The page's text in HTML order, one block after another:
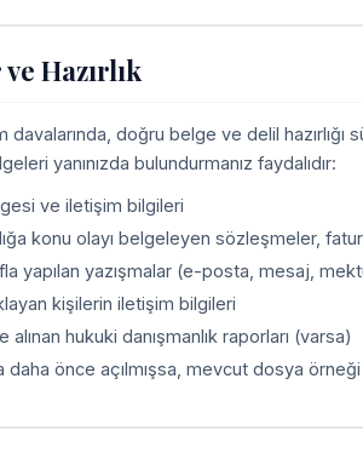
Hazırlık
davalarında, doğru belge ve delil hazırlığı
yanınızda bulundurmanız faydalıdır:
ve iletişim bilgileri
konu olayı belgeleyen sözleşmeler,
yapılan yazışmalar (e-posta, mesaj,
kişilerin iletişim bilgileri
alınan hukuki danışmanlık raporları (varsa)
daha önce açılmışsa, mevcut dosya örneği